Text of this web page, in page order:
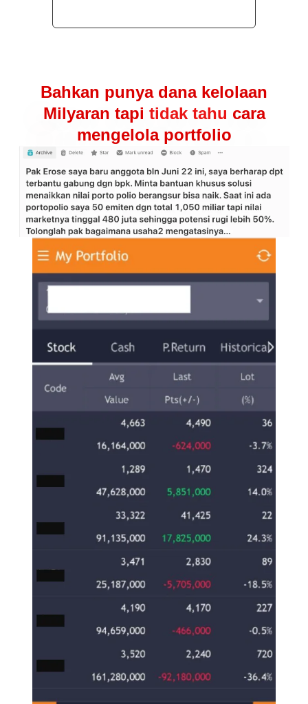
Bahkan punya dana kelolaan
Milyaran tapi tidak tahu cara
mengelola portfolio